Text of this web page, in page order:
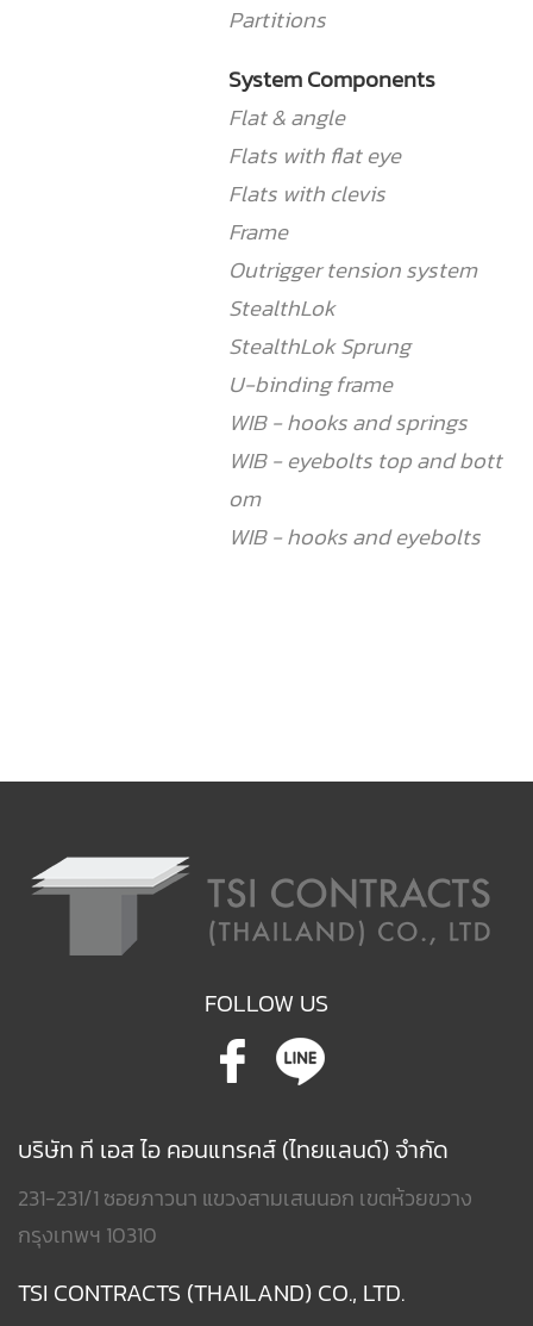
Partitions
System Components
Flat & angle
Flats with flat eye
Flats with clevis
Frame
Outrigger tension system
StealthLok
StealthLok Sprung
U-binding frame
WIB - hooks and springs
WIB - eyebolts top and bott
om
WIB - hooks and eyebolts
FOLLOW US
บริษัท ที เอส ไอ คอนแทรคส์ (ไทยแลนด์) จำกัด
231-231/1 ซอยภาวนา แขวงสามเสนนอก เขตห้วยขวาง
กรุงเทพฯ 10310
TSI CONTRACTS (THAILAND) CO., LTD.